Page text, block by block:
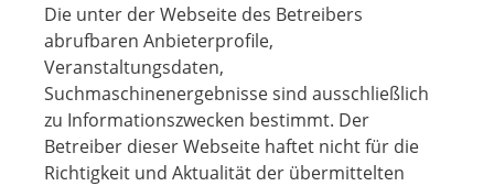
Die unter der Webseite des Betreibers
abrufbaren Anbieterprofile,
Veranstaltungsdaten,
Suchmaschinenergebnisse sind ausschließlich
zu Informationszwecken bestimmt. Der
Betreiber dieser Webseite haftet nicht für die
Richtigkeit und Aktualität der übermittelten